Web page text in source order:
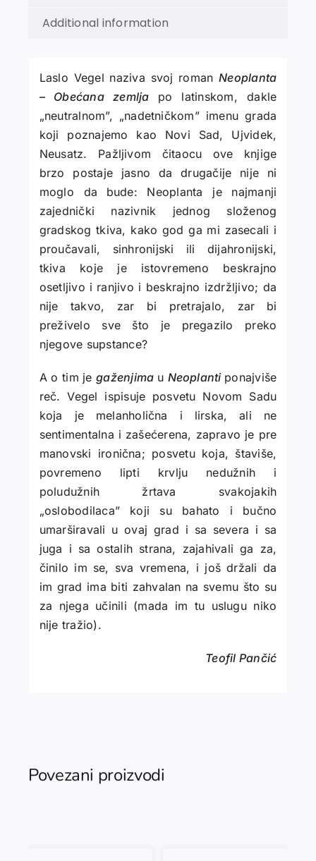
Additional information
Laslo Vegel naziva svoj romanNeoplanta
– Obećana zemlja po latinskom, dakle
„neutralnom”, „nadetničkom” imenu grada
koji poznajemo kao Novi Sad, Ujvidek,
Neusatz. Pažljivom čitaocu ove knjige
brzo postaje jasno da drugačije nije ni
moglo da
bude: Neoplanta je najmanji
zajednički nazivnik jednog složenog
gradskog tkiva, kako god ga mi zasecali i
proučavali, sinhronijski ili dijahronijski,
tkiva koje je istovremeno beskrajno
osetljivo i ranjivo i beskrajno izdržljivo; da
nije takvo, zar bi pretrajalo, zar
bi
preživelo sve što je pregazilo preko
njegove supstance?
A o tim jegaženjima u Neoplanti ponajviše
reč. Vegel ispisuje posvetu Novom Sadu
koja je melanholična i lirska, ali ne
sentimentalna i zašećerena, zapravo je pre
manovski ironična; posvetu koja, štaviše,
povremeno lipti krvlju nedužnih i
poludužnih žrtava svakojakih
„oslobodilaca” koji su bahato i bučno
umarširavali u ovaj grad i sa severa i sa
juga i sa ostalih strana, zajahivali ga za,
činilo im se, sva vremena, i još držali da
im grad ima biti zahvalan na svemu što su
za njega učinili (mada im tu uslugu niko
nije tražio).
Teofil Pančić
Povezani proizvodi